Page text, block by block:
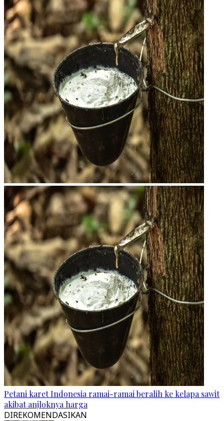
Petani karet Indonesia ramai-ramai beralih ke kelapa sawit
akibat anjloknya harga
DIREKOMENDASIKAN